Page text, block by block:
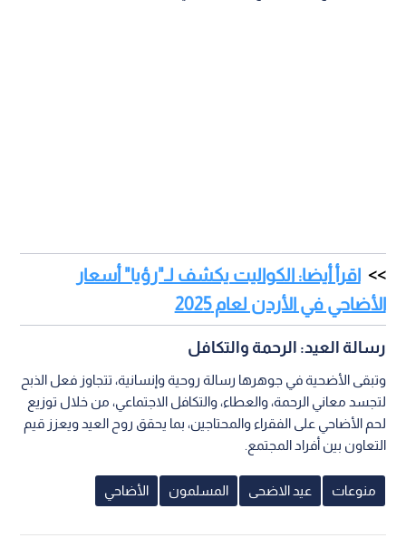
اقرأ أيضا: الكواليت يكشف لـ"رؤيا" أسعار
الأضاحي في الأردن لعام 2025
رسالة العيد: الرحمة والتكافل
وتبقى الأضحية في جوهرها رسالة روحية وإنسانية، تتجاوز فعل الذبح
لتجسد معاني الرحمة، والعطاء، والتكافل الاجتماعي، من خلال توزيع
لحم الأضاحي على الفقراء والمحتاجين، بما يحقق روح العيد ويعزز قيم
التعاون بين أفراد المجتمع.
منوعات عيد الاضحى المسلمون الأضاحي